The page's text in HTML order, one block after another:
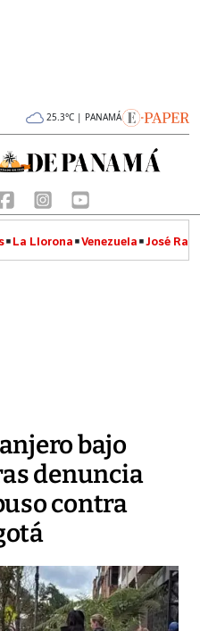
25.3°C | PANAMÁ
La Llorona Venezuela José
bajo
denuncia
contra